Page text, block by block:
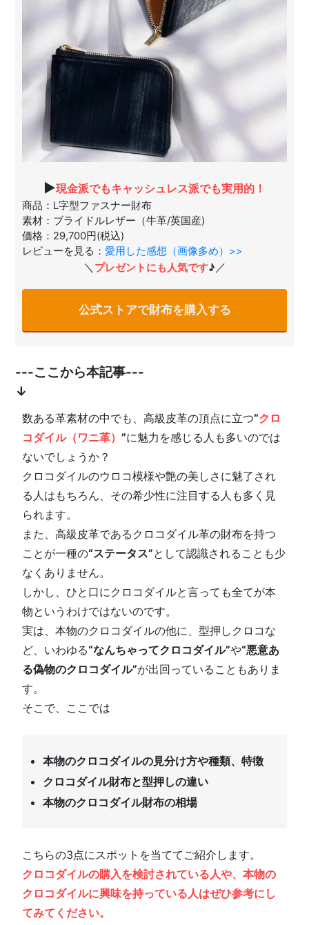
▶現金派でもキャッシュレス派でも実用的！
商品：L字型ファスナー財布
素材：ブライドルレザー（牛革/英国産)
価格：29,700円(税込)
レビューを見る：愛用した感想（画像多め）>>
＼ プレゼントにも人気です♪ ／
公式ストアで財布を購入する
---ここから本記事---
↓
数ある革素材の中でも、高級皮革の頂点に立つ“クロ
コダイル（ワニ革）”に魅力を感じる人も多いのでは
ないでしょうか？
クロコダイルのウロコ模様や艶の美しさに魅了され
る人はもちろん、その希少性に注目する人も多く見
られます。
また、高級皮革であるクロコダイル革の財布を持つ
ことが一種の“ステータス”として認識されることも少
なくありません。
しかし、ひと口にクロコダイルと言っても全てが本
物というわけではないのです。
実は、本物のクロコダイルの他に、型押しクロコな
ど、いわゆる“なんちゃってクロコダイル”や“悪意あ
る偽物のクロコダイル”が出回っていることもありま
す。
そこで、ここでは
本物のクロコダイルの見分け方や種類、特徴
クロコダイル財布と型押しの違い
本物のクロコダイル財布の相場
こちらの3点にスポットを当ててご紹介します。
クロコダイルの購入を検討されている人や、本物の
クロコダイルに興味を持っている人はぜひ参考にし
てみてください。